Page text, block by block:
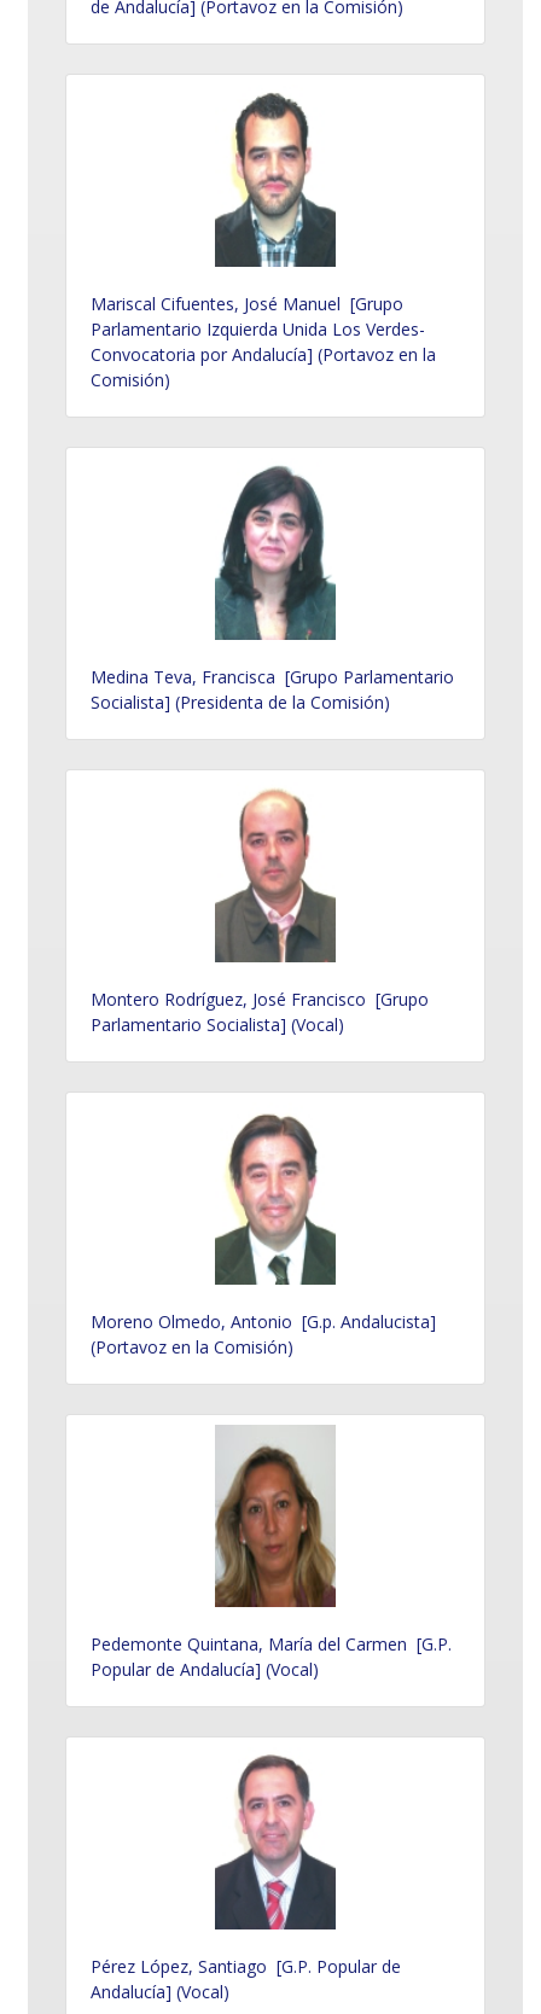
de Andalucía] (Portavoz en la Comisión)
Mariscal Cifuentes, José Manuel [Grupo
Parlamentario Izquierda Unida Los Verdes-
Convocatoria por Andalucía] (Portavoz en la
Comisión)
Medina Teva, Francisca [Grupo Parlamentario
Socialista] (Presidenta de la Comisión)
Montero Rodríguez, José Francisco [Grupo
Parlamentario Socialista] (Vocal)
Moreno Olmedo, Antonio [G.p. Andalucista]
(Portavoz en la Comisión)
Pedemonte Quintana, María del Carmen [G.P.
Popular de Andalucía] (Vocal)
Pérez López, Santiago [G.P. Popular de
Andalucía] (Vocal)